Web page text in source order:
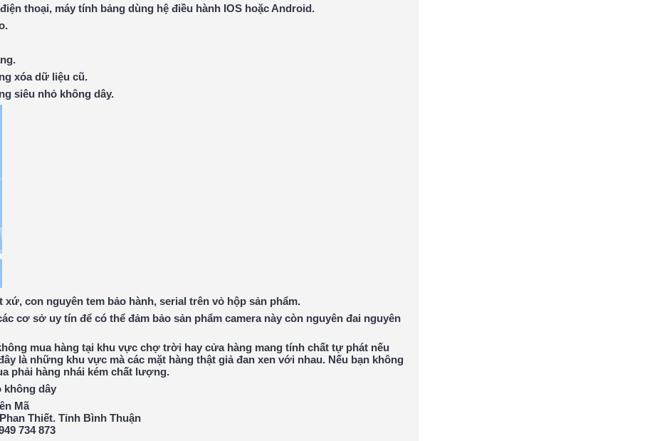
thoại, máy tính bảng dùng hệ điều hành IOS hoặc Android.
xóa dữ liệu cũ.
siêu nhỏ không dây.
con nguyên tem bảo hành, serial trên vỏ hộp sản phẩm.
cơ sở uy tín để có thể đảm bảo sản phẩm camera này còn nguyên đai nguyên
mua hàng tại khu vực chợ trời hay cửa hàng mang tính chất tự phát nếu
là những khu vực mà các mặt hàng thật giả đan xen với nhau. Nếu bạn không
phải hàng nhái kém chất lượng.
không dây
Mã
Thiết. Tỉnh Bình Thuận
734 873